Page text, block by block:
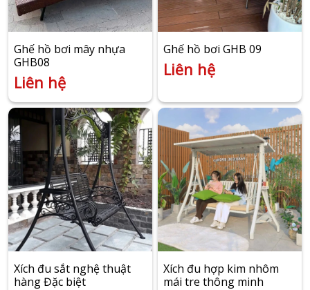
Ghế hồ bơi mây nhựa
GHB08
Liên hệ
Ghế hồ bơi GHB 09
Liên hệ
Xích đu sắt nghệ thuật
hàng Đặc biệt
Xích đu hợp kim nhôm
mái tre thông minh